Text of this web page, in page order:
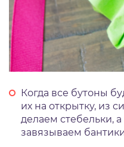
Когда все бутоны
их на открытку, из
делаем стебельки,
завязываем